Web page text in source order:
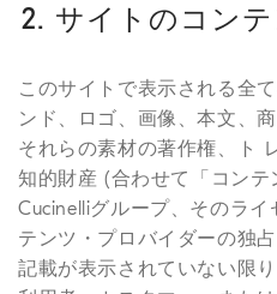
2. サイトのコン
このサイトで表示される全
ンド、ロゴ、画像、本文、
それらの素材の著作権、ト
知的財産 (合わせて「コンテ
Cucinelliグループ、そのラ
テンツ・プロバイダーの独
記載が表示されていない限